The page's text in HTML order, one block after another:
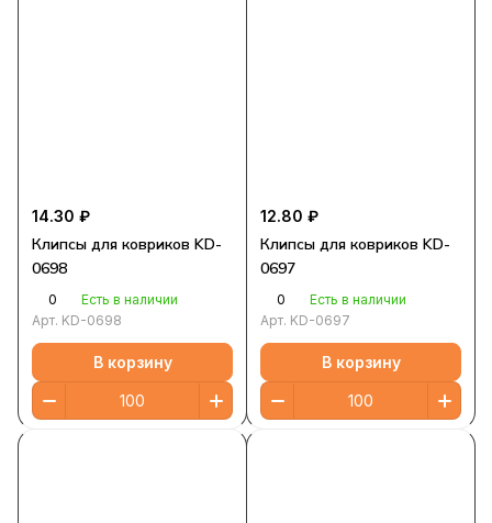
14.30 ₽
Клипсы для ковриков KD-
0698
0
Есть в наличии
Арт. KD-0698
В корзину
12.80 ₽
Клипсы для ковриков KD-
0697
0
Есть в наличии
Арт. KD-0697
В корзину